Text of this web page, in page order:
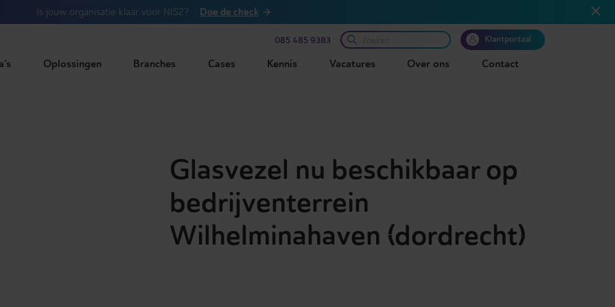
Is jouw organisatie klaar voor NIS2? Doe de check
085 485 9383 Klantportaal
Oplossingen Branches Cases Kennis Vacatures Over ons Contact
Glasvezel nu beschikbaar op
bedrijventerrein
Wilhelminahaven (dordrecht)